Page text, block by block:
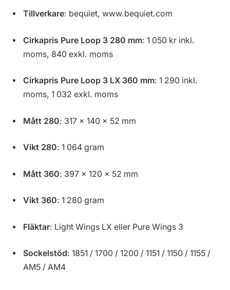
Tillverkare: bequiet, www.bequiet.com
Cirkapris Pure Loop 3 280 mm: 1 050 kr inkl.
moms, 840 exkl. moms
Cirkapris Pure Loop 3 LX 360 mm: 1 290 inkl.
moms, 1 032 exkl. moms
Mått 280: 317 x 140 x 52 mm
Vikt 280: 1 064 gram
Mått 360: 397 x 120 x 52 mm
Vikt 360: 1 280 gram
Fläktar: Light Wings LX eller Pure Wings 3
Sockelstöd: 1851 / 1700 / 1200 / 1151 / 1150 / 1155 /
AM5 / AM4